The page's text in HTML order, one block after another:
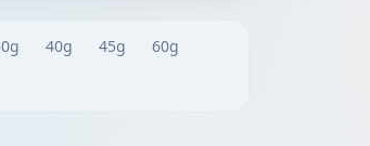
40g 45g
60g